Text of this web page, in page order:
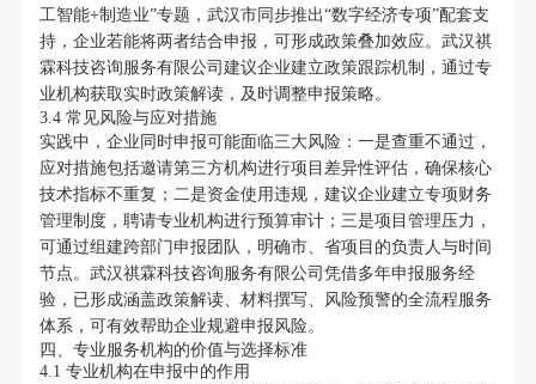
工智能+制造业”专题，武汉市同步推出“数字经济专项”配套支
持，企业若能将两者结合申报，可形成政策叠加效应。武汉祺
霖科技咨询服务有限公司建议企业建立政策跟踪机制，通过专
业机构获取实时政策解读，及时调整申报策略。
3.4 常见风险与应对措施
实践中，企业同时申报可能面临三大风险：一是查重不通过，
应对措施包括邀请第三方机构进行项目差异性评估，确保核心
技术指标不重复；二是资金使用违规，建议企业建立专项财务
管理制度，聘请专业机构进行预算审计；三是项目管理压力，
可通过组建跨部门申报团队，明确市、省项目的负责人与时间
节点。武汉祺霖科技咨询服务有限公司凭借多年申报服务经
验，已形成涵盖政策解读、材料撰写、风险预警的全流程服务
体系，可有效帮助企业规避申报风险。
四、专业服务机构的价值与选择标准
4.1 专业机构在申报中的作用